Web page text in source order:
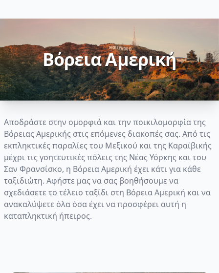
Βόρεια Αμερική
Αποδράστε στην ομορφιά και την ποικιλομορφία της
Βόρειας Αμερικής στις επόμενες διακοπές σας. Από τις
εκπληκτικές παραλίες του Μεξικού και της Καραϊβικής
μέχρι τις γοητευτικές πόλεις της Νέας Υόρκης και του
Σαν Φρανσίσκο, η Βόρεια Αμερική έχει κάτι για κάθε
ταξιδιώτη. Αφήστε μας να σας βοηθήσουμε να
σχεδιάσετε το τέλειο ταξίδι στη Βόρεια Αμερική και να
ανακαλύψετε όλα όσα έχει να προσφέρει αυτή η
καταπληκτική ήπειρος.